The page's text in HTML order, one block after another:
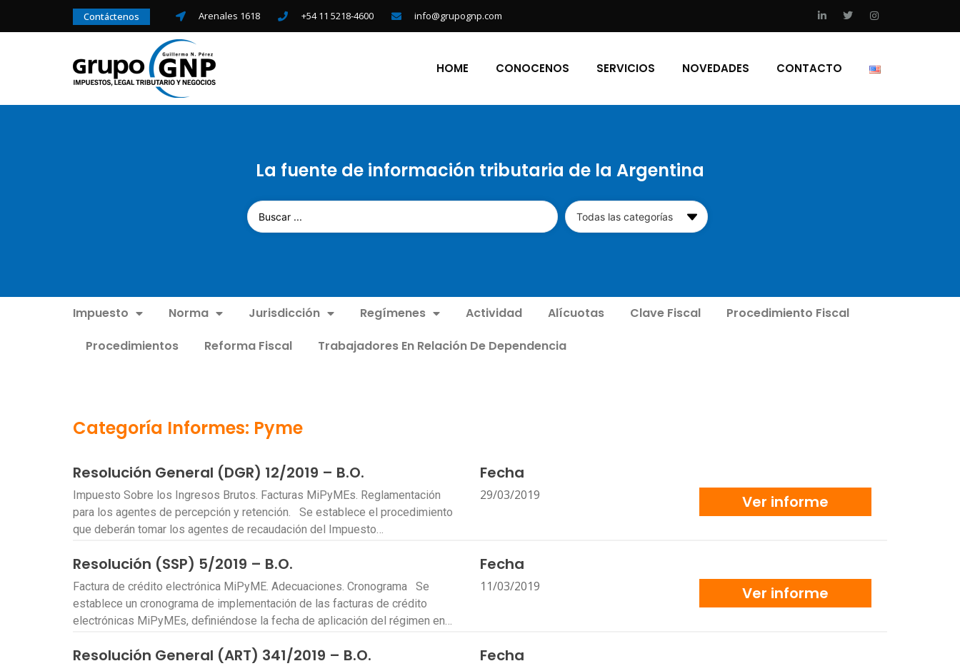
Contáctenos Arenales 1618 +54 11 5218-4600 info@grupognp.com
HOME CONOCENOS SERVICIOS NOVEDADES CONTACTO
La fuente de información tributaria de la Argentina
Todas las categorías
Impuesto Norma Jurisdicción Regímenes Actividad Alícuotas Clave Fiscal
Procedimiento Fiscal
Procedimientos
Reforma Fiscal Trabajadores En Relación De Dependencia
Categoría Informes: Pyme
Resolución General (DGR) 12/2019 – B.O.
Impuesto Sobre los Ingresos Brutos. Facturas MiPyMEs. Reglamentación
para los agentes de percepción y retención. Se establece el procedimiento
que deberán tomar los agentes de recaudación del Impuesto…
Fecha
29/03/2019 Ver informe
Resolución (SSP) 5/2019 – B.O.
Factura de crédito electrónica MiPyME. Adecuaciones. Cronograma Se
establece un cronograma de implementación de las facturas de crédito
electrónicas MiPyMEs, definiéndose la fecha de aplicación del régimen en…
Fecha
11/03/2019 Ver informe
Resolución General (ART) 341/2019 – B.O. Fecha